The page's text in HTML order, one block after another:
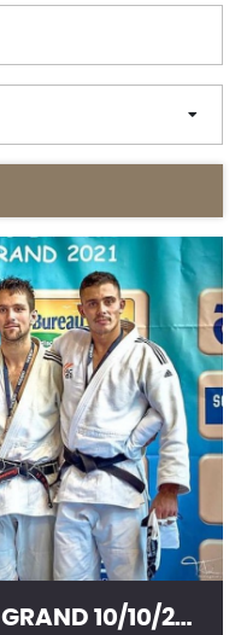
TOURNOI DE NOISY LE GRAND 10/10/2021